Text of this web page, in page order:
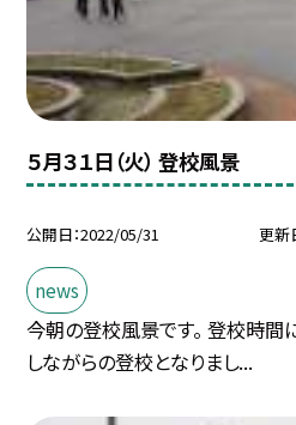
５月３１日（火） 登校風景
公開日 2022/05/31 更新
news
今朝の登校風景です。 登校時間
しながらの登校となりまし...